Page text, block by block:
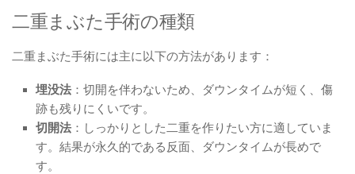
二重まぶた手術の種類
二重まぶた手術には主に以下の方法があります：
埋没法 ：切開を伴わないため、ダウンタイムが短く、傷
跡も残りにくいです。
切開法 ：しっかりとした二重を作りたい方に適していま
す。結果が永久的である反面、ダウンタイムが長めで
す。